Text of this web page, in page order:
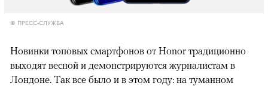
© ПРЕСС-СЛУЖБА
Новинки топовых смартфонов от Honor традиционно
выходят весной и демонстрируются журналистам в
Лондоне. Так все было и в этом году: на туманном